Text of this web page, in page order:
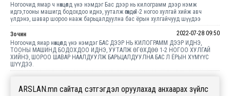
Ногоочид ямар ч нөхцөлд үнэ нэмдэг Бас дээр нь килограмм дээр нэмж
идгэ,тооны машигд бодохдоо иднэ, ууталж өгөхдөө 1-2 ногоо хулгай хийж авч
үлдэнэ, шавар шороо нааж барьцалдуулна бас ёрын хулгайчууд шүүдээ
Зочин
2022-07-28 09:50
Ногоочид яиар нөхцөлд үнэ нэмдэг БАС ДЭЭР НЬ КИЛОГРАММ ДЭЭР ИДНЭ,
ТООНЫ МАШИНД БОДОХДОО ИДНЭ, УУТАЛЖ ӨГӨХДӨӨ 1-2 НОГОО ХУЛГАЙ
ХИЙНЭ, ШОРОО ШАВАР НААЛДУУЛЖ БАРЬЦАЛДУУЛНА БАС Л ЁРЫН ХҮМҮҮС
ШҮҮДЭЭ.
ARSLAN.mn сайтад сэтгэгдэл оруулахад анхаарах зүйлс